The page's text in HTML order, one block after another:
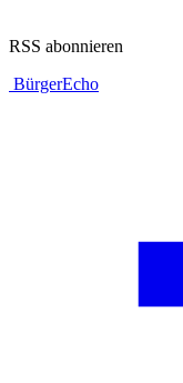
RSS abonnieren
BürgerEcho